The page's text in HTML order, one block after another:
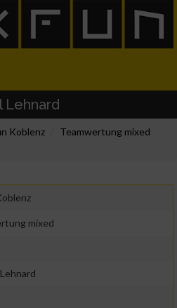
Lehnard
Koblenz
Teamwertung mixed
mixed